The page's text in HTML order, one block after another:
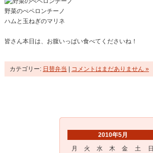
2010年5月
月
火 水 木 金 土
日
野菜のぺペロンチーノ
ハムと玉ねぎのマリネ
皆さん本日は、お腹いっぱい食べてくださいね！
カテゴリー: 日替弁当 コメントはまだありません »